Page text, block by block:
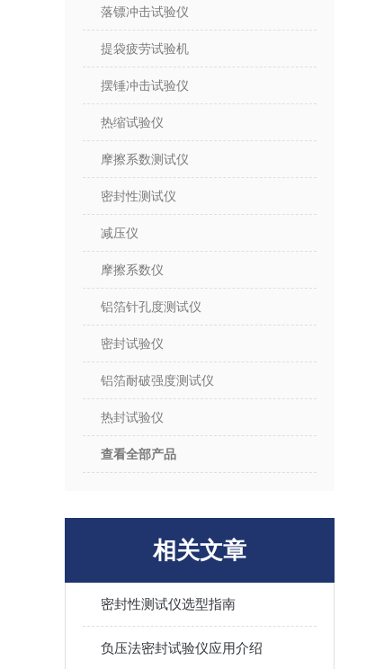
落镖冲击试验仪
提袋疲劳试验机
摆锤冲击试验仪
热缩试验仪
摩擦系数测试仪
密封性测试仪
减压仪
摩擦系数仪
铝箔针孔度测试仪
密封试验仪
铝箔耐破强度测试仪
热封试验仪
查看全部产品
相关文章
密封性测试仪选型指南
负压法密封试验仪应用介绍